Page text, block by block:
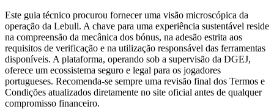
Este guia técnico procurou fornecer uma visão microscópica da
operação da Lebull. A chave para uma experiência sustentável reside
na compreensão da mecânica dos bónus, na adesão estrita aos
requisitos de verificação e na utilização responsável das ferramentas
disponíveis. A plataforma, operando sob a supervisão da DGEJ,
oferece um ecossistema seguro e legal para os jogadores
portugueses. Recomenda-se sempre uma revisão final dos Termos e
Condições atualizados diretamente no site oficial antes de qualquer
compromisso financeiro.